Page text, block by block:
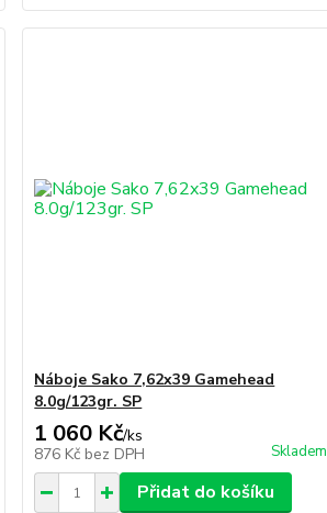
Náboje Sako 7,62x39 Gamehead
8.0g/123gr. SP
1 060 Kč/ks
876 Kč bez DPH Skladem
Přidat do košíku